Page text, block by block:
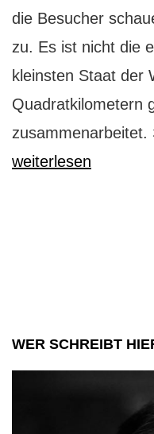
die Besucher
zu. Es ist nicht die
kleinsten Staat der
Quadratkilometern
weiterlesen
WER SCHREIBT